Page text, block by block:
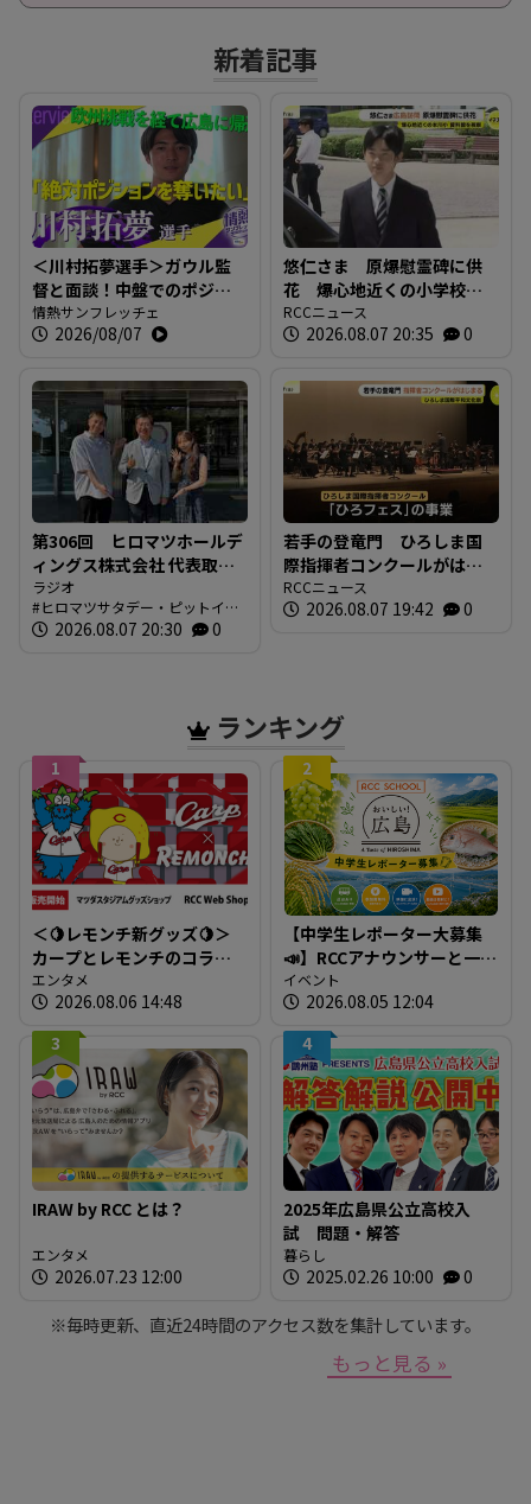
新着記事
＜川村拓夢選手＞ガウル監
督と面談！中盤でのポジシ
ョン争いに本気で挑む【情
熱サンフレッチェ】
情熱サンフレッチェ
2026/08/07
悠仁さま 原爆慰霊碑に供
花 爆心地近くの小学校も
訪問 「被爆体験を若い世
代に繋いでいくことが大
RCCニュース
2026.08.07 20:35 0
第306回 ヒロマツホールデ
ィングス株式会社 代表取締
役社長 槙本良二さん 前編
【ヒロマツ サタデー・ピッ
トイン】
ラジオ
ヒロマツサタデー・ピットイン
ブログ2026.08.07 20:30 0
若手の登竜門 ひろしま国
際指揮者コンクールがはじ
まる 表現力や指揮の技術
を競う 広島市
RCCニュース
2026.08.07 19:42 0
ランキング
1
＜🍋レモンチ新グッズ🍋＞
カープとレモンチのコラボ
グッズが登場！
エンタメ
2026.08.06 14:48
2
【中学生レポーター大募集
📣】RCCアナウンサーと一緒
に「広島の食」の現場を取
材しよう！
イベント
2026.08.05 12:04
3
IRAW by RCC とは？
エンタメ
2026.07.23 12:00
4
2025年広島県公立高校入
試 問題・解答
暮らし
2025.02.26 10:00 0
※毎時更新、直近24時間のアクセス数を集計しています。
もっと見る »